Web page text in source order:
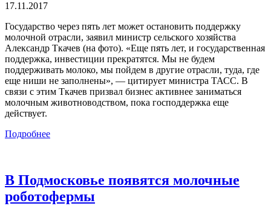
17.11.2017
Государство через пять лет может остановить поддержку
молочной отрасли, заявил министр сельского хозяйства
Александр Ткачев (на фото). «Еще пять лет, и государственная
поддержка, инвестиции прекратятся. Мы не будем
поддерживать молоко, мы пойдем в другие отрасли, туда, где
еще ниши не заполнены», — цитирует министра ТАСС. В
связи с этим Ткачев призвал бизнес активнее заниматься
молочным животноводством, пока господдержка еще
действует.
Подробнее
В Подмосковье появятся молочные
роботофермы